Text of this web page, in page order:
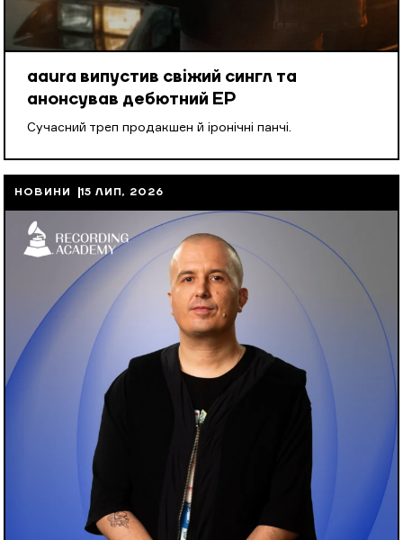
aaura випустив свіжий сингл та
анонсував дебютний EP
Cучасний треп продакшен й іронічні панчі.
НОВИНИ 15 ЛИП, 2026